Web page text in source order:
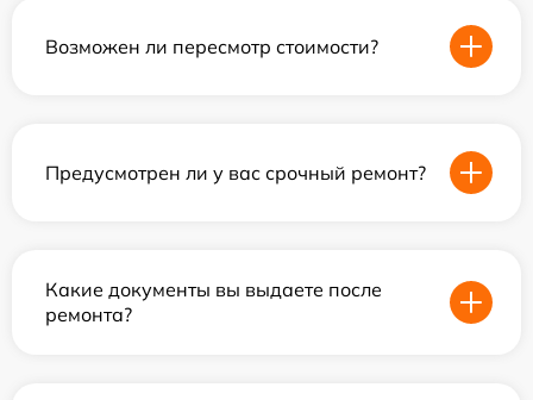
Возможен ли пересмотр стоимости?
Предусмотрен ли у вас срочный ремонт?
Какие документы вы выдаете после
ремонта?